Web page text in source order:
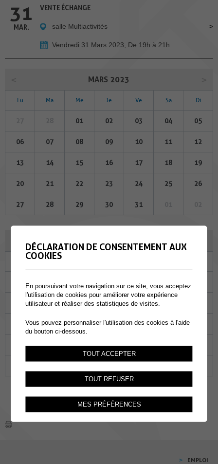
31
MAR.
VENTE ÉCHANGE
salle Multiactivités
Vendredi 31 Mars 2023, De 19h à 21h
MARS 2023
Lu Ma Me Je Ve Sa Di
01 02 03 04 05
06 07 08 09 10 11 12
13 14 15 16 17 18 19
20 21 22 23 24 25 26
27 28 29 30 31
Ma
30 31
04 05 06 07
11 12 13 14 15
18 19 20 21 22
EMPLOI
DÉCLARATION DE CONSENTEMENT AUX
COOKIES
En poursuivant votre navigation sur ce site, vous acceptez
l'utilisation de cookies pour améliorer votre expérience
utilisateur et réaliser des statistiques de visites.
Vous pouvez personnaliser l'utilisation des cookies à l'aide
du bouton ci-dessous.
TOUT ACCEPTER
TOUT REFUSER
MES PRÉFÉRENCES